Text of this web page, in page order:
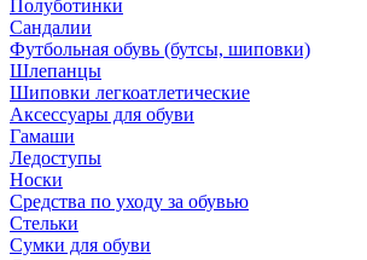
Полуботинки
Сандалии
Футбольная обувь (бутсы, шиповки)
Шлепанцы
Шиповки легкоатлетические
Аксессуары для обуви
Гамаши
Ледоступы
Носки
Средства по уходу за обувью
Стельки
Сумки для обуви